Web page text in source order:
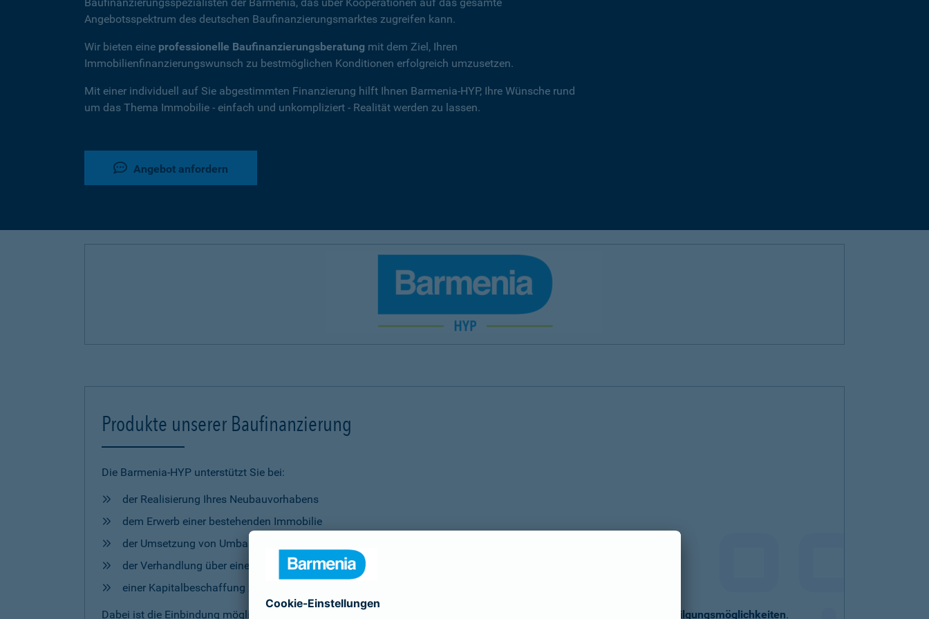
Angebotsspektrum des deutschen Baufinanzierungsmarktes zugreifen kann.
Wir bieten eine professionelle Baufinanzierungsberatung mit dem Ziel, Ihren
Immobilienfinanzierungswunsch zu bestmöglichen Konditionen erfolgreich umzusetzen.
Mit einer individuell auf Sie abgestimmten Finanzierung hilft Ihnen Barmenia-HYP, Ihre Wünsche rund
um das Thema Immobilie - einfach und unkompliziert - Realität werden zu lassen.
Angebot anfordern
Produkte unserer Baufinanzierung
Die Barmenia-HYP unterstützt Sie bei:
der Realisierung Ihres Neubauvorhabens
dem Erwerb einer bestehenden Immobilie
der Umsetzung von Umbau- und Modernisierungsmaßnahmen
der Verhandlung über eine Anschlussfinanzierung bei Ihrer Bank
einer Kapitalbeschaffung zur freien Verwendung
Dabei ist die Einbindung möglicher genauso selbstverständlich wie die Vereinbarung individueller Sondertilgungsmöglichkeiten.